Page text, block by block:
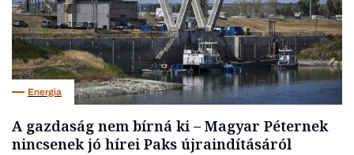
Energia
A gazdaság nem bírná ki – Magyar Péternek
nincsenek jó hírei Paks újraindításáról